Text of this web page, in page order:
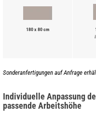
180 x 80 cm
Sonderanfertigungen auf Anfrage
Individuelle Anpassung
passende Arbeitshöhe